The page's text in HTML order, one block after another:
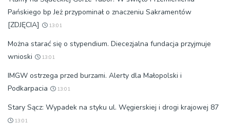
Pańskiego bp Jeż przypominał o znaczeniu Sakramentów
[ZDJĘCIA]
13:01
Można starać się o stypendium. Diecezjalna fundacja przyjmuje
wnioski
13:01
IMGW ostrzega przed burzami. Alerty dla Małopolski i
Podkarpacia
13:01
Stary Sącz: Wypadek na styku ul. Węgierskiej i drogi krajowej 87
13:01